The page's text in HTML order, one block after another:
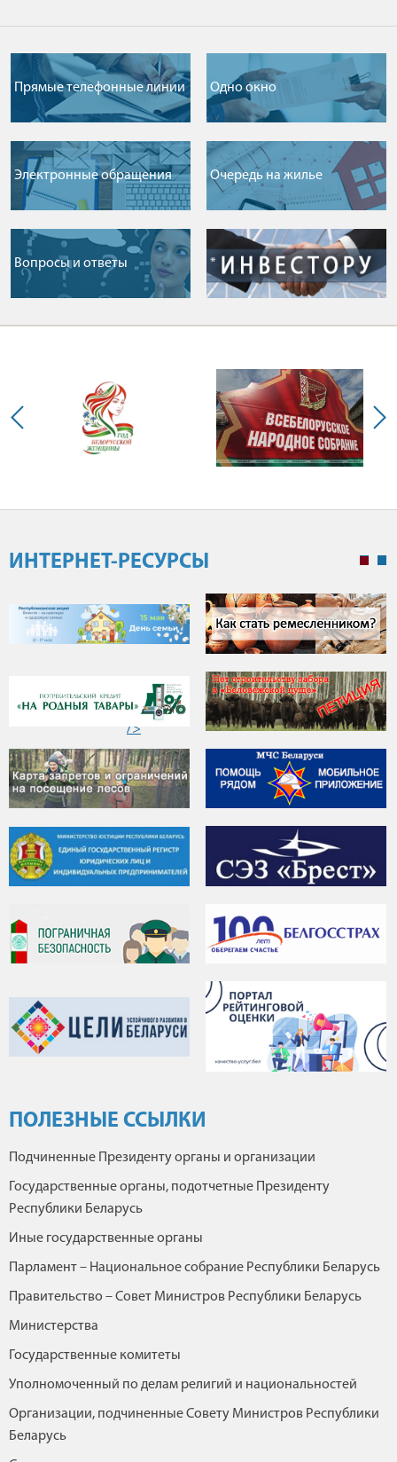
Прямые телефонные линии Одно окно
Электронные обращения Очередь на жилье
Вопросы и ответы *
ИНТЕРНЕТ-РЕСУРСЫ
"
/>
ПОЛЕЗНЫЕ ССЫЛКИ
Подчиненные Президенту органы и организации
Государственные органы, подотчетные Президенту
Республики Беларусь
Иные государственные органы
Парламент – Национальное собрание Республики Беларусь
Правительство – Совет Министров Республики Беларусь
Министерства
Государственные комитеты
Уполномоченный по делам религий и национальностей
Организации, подчиненные Совету Министров Республики
Беларусь